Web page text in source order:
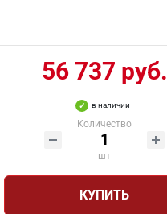
56 737 руб.
в наличии
Количество
шт
КУПИТЬ